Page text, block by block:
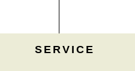
SERVICE